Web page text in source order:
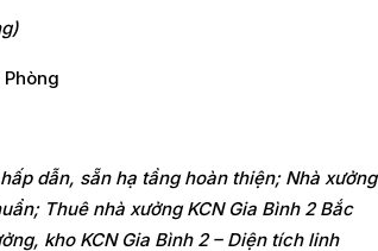
dẫn, sẵn hạ tầng hoàn thiện; Nhà xưởng
Thuê nhà xưởng KCN Gia Bình 2 Bắc
kho KCN Gia Bình 2 – Diện tích linh